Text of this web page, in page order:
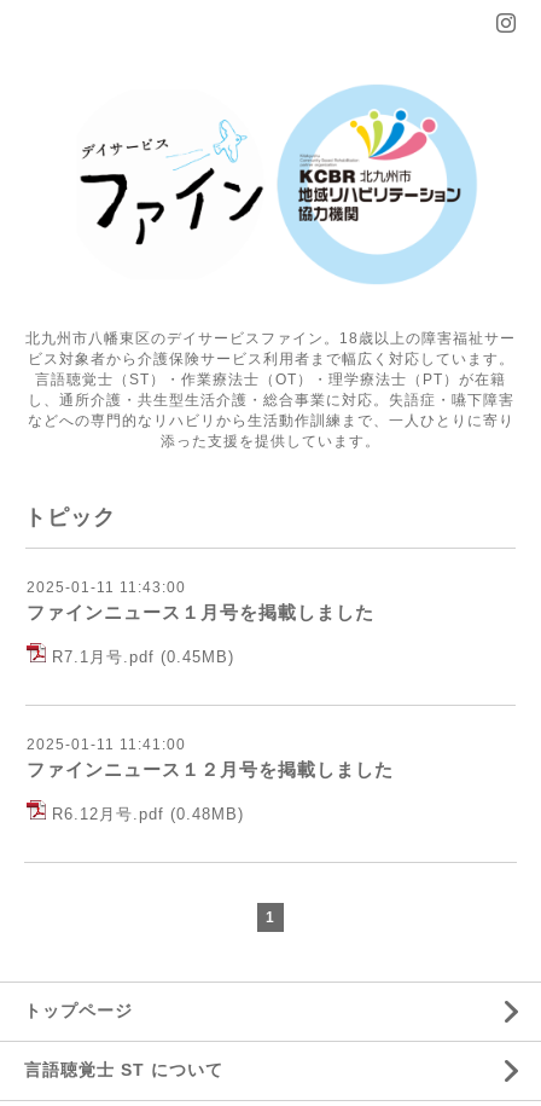
北九州市八幡東区のデイサービスファイン。18歳以上の障害福祉サー
ビス対象者から介護保険サービス利用者まで幅広く対応しています。
言語聴覚士（ST）・作業療法士（OT）・理学療法士（PT）が在籍
し、通所介護・共生型生活介護・総合事業に対応。失語症・嚥下障害
などへの専門的なリハビリから生活動作訓練まで、一人ひとりに寄り
添った支援を提供しています。
トピック
2025-01-11 11:43:00
ファインニュース１月号を掲載しました
R7.1月号.pdf (0.45MB)
2025-01-11 11:41:00
ファインニュース１２月号を掲載しました
R6.12月号.pdf (0.48MB)
1
トップページ
言語聴覚士 ST について